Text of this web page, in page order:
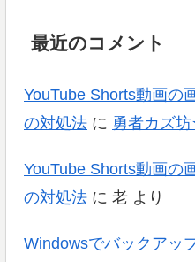
最近のコメント
YouTube Shorts動画の
の対処法 に 勇者カズ
YouTube Shorts動画の
の対処法 に 老 より
Windowsでバックアッ